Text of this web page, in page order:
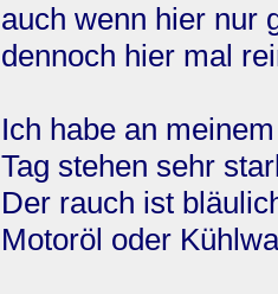
auch wenn hier nur
dennoch hier mal
Ich habe an
Tag stehen sehr
Der rauch ist
Motoröl oder